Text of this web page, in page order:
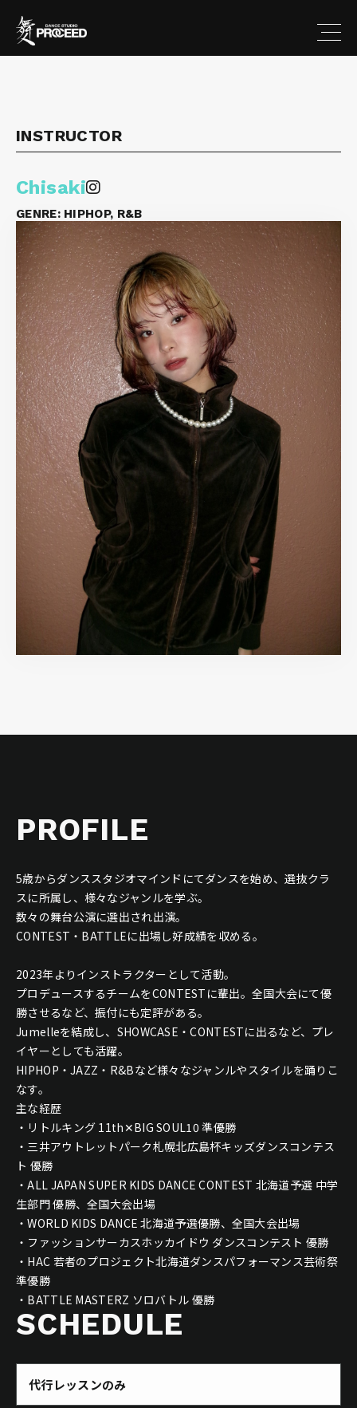
INSTRUCTOR
Chisaki
GENRE: HIPHOP, R&B
PROFILE
5歳からダンススタジオマインドにてダンスを始め、選抜クラ
スに所属し、様々なジャンルを学ぶ。
数々の舞台公演に選出され出演。
CONTEST・BATTLEに出場し好成績を収める。
2023年よりインストラクターとして活動。
プロデュースするチームをCONTESTに輩出。全国大会にて優
勝させるなど、振付にも定評がある。
Jumelleを結成し、SHOWCASE・CONTESTに出るなど、プレ
イヤーとしても活躍。
HIPHOP・JAZZ・R&Bなど様々なジャンルやスタイルを踊りこ
なす。
主な経歴
・リトルキング 11th✕BIG SOUL10 準優勝
・三井アウトレットパーク札幌北広島杯キッズダンスコンテス
ト 優勝
・ALL JAPAN SUPER KIDS DANCE CONTEST 北海道予選 中学
生部門 優勝、全国大会出場
・WORLD KIDS DANCE 北海道予選優勝、全国大会出場
・ファッションサーカスホッカイドウ ダンスコンテスト 優勝
・HAC 若者のプロジェクト北海道ダンスパフォーマンス芸術祭
準優勝
・BATTLE MASTERZ ソロバトル 優勝
SCHEDULE
代行レッスンのみ